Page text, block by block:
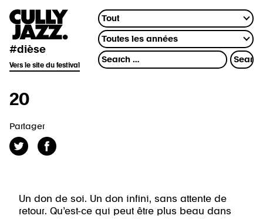
#dièse
Vers le site du festival
20
Partager
Un don de soi. Un don infini, sans attente de
retour. Qu’est-ce qui peut être plus beau dans